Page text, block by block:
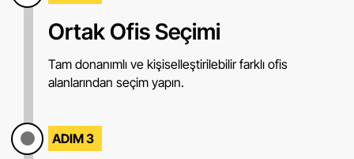
Ortak Ofis Seçimi
Tam donanımlı ve kişiselleştirilebilir farklı ofis
alanlarından seçim yapın.
ADIM 3